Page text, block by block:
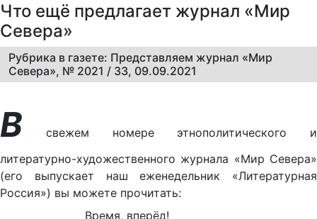
Что ещё предлагает журнал «Мир
Севера»
Рубрика в газете: Представляем журнал «Мир
Севера», № 2021 / 33, 09.09.2021
В свежем номере этнополитического и
литературно-художественного журнала «Мир Севера»
(его выпускает наш еженедельник «Литературная
Россия») вы можете прочитать:
Время, вперёд!